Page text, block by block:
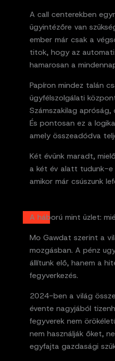
A call centerekben
ügyintézőre van
ember már csak a
titok, hogy az
hamarosan a
Papíron mindez talán
ügyfélszolgálati
Számszakilag
És pontosan ez a
amely összeadódva
Két évünk maradt,
a két év alatt tudunk-e
amikor már csúszunk
A háború mint üzlet:
Mo Gawdat szerint a
mozgásban. A pénz
állítunk elő, hanem a
fegyverkezés.
2024-ben a világ
évente nagyjából
fegyverek nem
nem használják őket,
egyfajta gazdasági